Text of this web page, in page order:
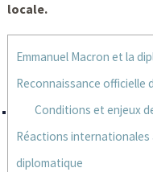
locale.
Emmanuel Macron et la
Reconnaissance officielle
Conditions et enjeux
Réactions internationales
diplomatique